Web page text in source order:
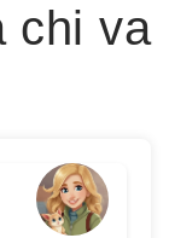
chi va